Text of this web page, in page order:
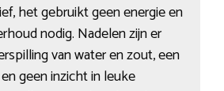
het gebruikt geen energie en
nodig. Nadelen zijn er
van water en zout, een
geen inzicht in leuke